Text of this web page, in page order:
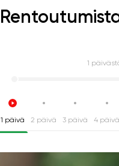
1
1 päivä 2 päivä 3 päivä 4 päivä